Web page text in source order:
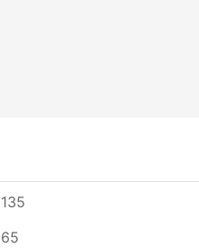
135
65